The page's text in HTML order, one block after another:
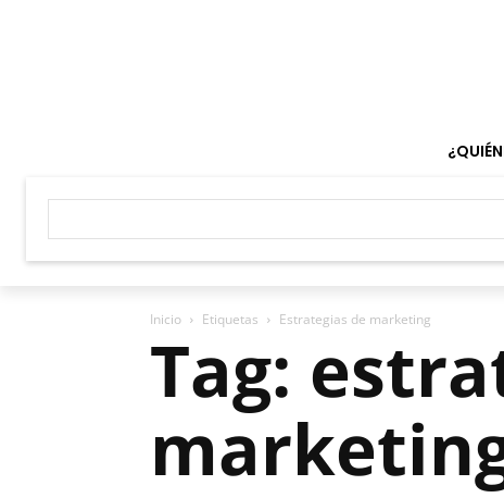
Inicio Etiquetas Estrategias de marketing
Tag: